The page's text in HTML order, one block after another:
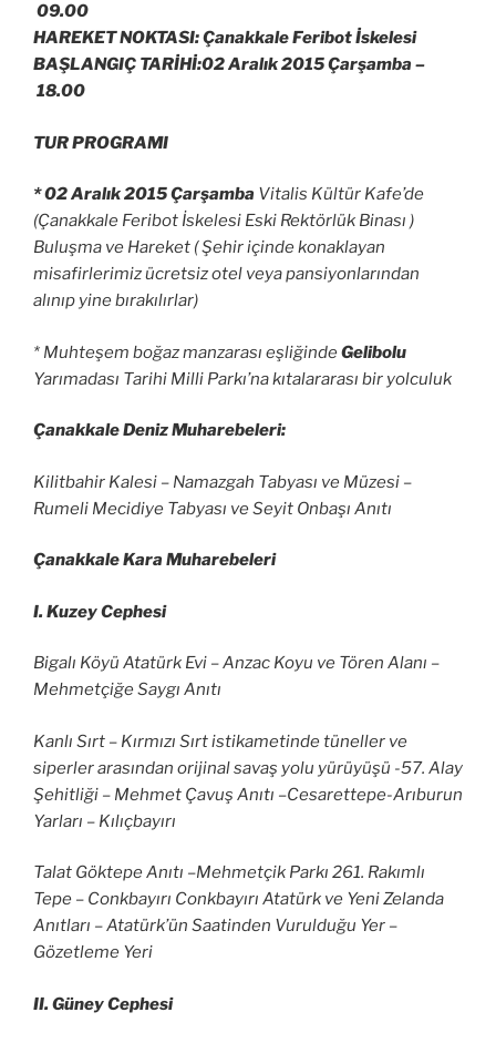
09.00
HAREKET NOKTASI: Çanakkale Feribot İskelesi
BAŞLANGIÇ TARİHİ:02 Aralık 2015 Çarşamba –
18.00
TUR PROGRAMI
* 02 Aralık 2015 Çarşamba Vitalis Kültür Kafe’de
(Çanakkale Feribot İskelesi Eski Rektörlük Binası )
Buluşma ve Hareket ( Şehir içinde konaklayan
misafirlerimiz ücretsiz otel veya pansiyonlarından
alınıp yine bırakılırlar)
* Muhteşem boğaz manzarası eşliğindeGelibolu
Yarımadası Tarihi Milli Parkı’na kıtalararası bir yolculuk
Çanakkale Deniz Muharebeleri:
Kilitbahir Kalesi – Namazgah Tabyası ve Müzesi –
Rumeli Mecidiye Tabyası ve Seyit Onbaşı Anıtı
Çanakkale Kara Muharebeleri
I. Kuzey Cephesi
Bigalı Köyü Atatürk Evi – Anzac Koyu ve Tören Alanı –
Mehmetçiğe Saygı Anıtı
Kanlı Sırt – Kırmızı Sırt istikametinde tüneller ve
siperler arasından orijinal savaş yolu yürüyüşü -57. Alay
Şehitliği – Mehmet Çavuş Anıtı –Cesarettepe-Arıburun
Yarları – Kılıçbayırı
Talat Göktepe Anıtı –Mehmetçik Parkı 261. Rakımlı
Tepe – Conkbayırı Conkbayırı Atatürk ve Yeni Zelanda
Anıtları – Atatürk’ün Saatinden Vurulduğu Yer –
Gözetleme Yeri
II. Güney Cephesi